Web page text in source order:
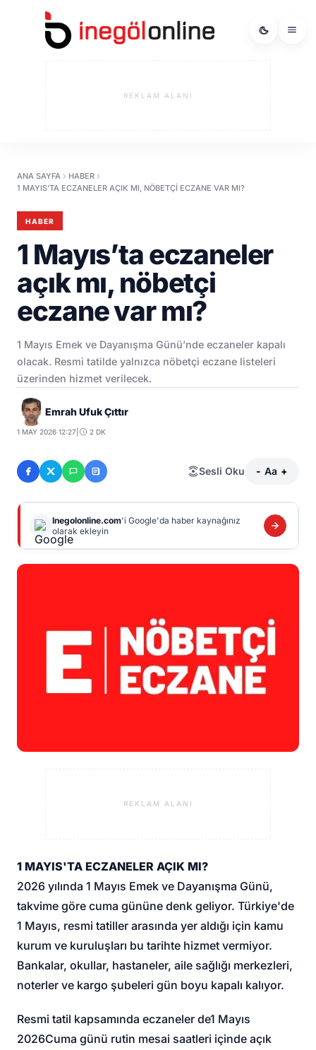
REKLAM ALANI
ANA SAYFA
HABER
1 MAYIS’TA ECZANELER AÇIK MI, NÖBETÇI ECZANE VAR MI?
HABER
1 Mayıs’ta eczaneler
açık mı, nöbetçi
eczane var mı?
1 Mayıs Emek ve Dayanışma Günü’nde eczaneler kapalı
olacak. Resmi tatilde yalnızca nöbetçi eczane listeleri
üzerinden hizmet verilecek.
Emrah Ufuk Çıttır
1 MAY 2026 12:27 2 DK
Sesli Oku - Aa +
Inegolonline.com'i Google'da haber kaynağınız
olarak ekleyin
REKLAM ALANI
1 MAYIS'TA ECZANELER AÇIK MI?
2026 yılında 1 Mayıs Emek ve Dayanışma Günü,
takvime göre cuma gününe denk geliyor. Türkiye'de
1 Mayıs, resmi tatiller arasında yer aldığı için kamu
kurum ve kuruluşları bu tarihte hizmet vermiyor.
Bankalar, okullar, hastaneler, aile sağlığı merkezleri,
noterler ve kargo şubeleri gün boyu kapalı kalıyor.
Resmi tatil kapsamında eczaneler de1 Mayıs
2026Cuma günü rutin mesai saatleri içinde açık